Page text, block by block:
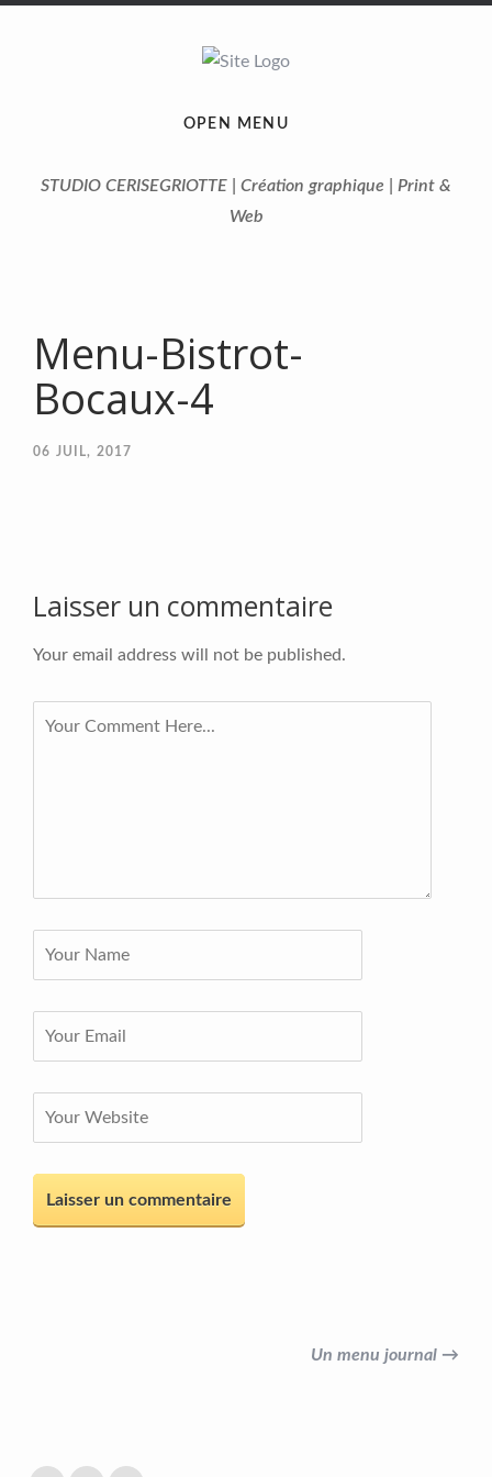
OPEN MENU
STUDIO CERISEGRIOTTE | Création graphique | Print &
Web
Menu-Bistrot-
Bocaux-4
06 JUIL, 2017
Laisser un commentaire
Your email address will not be published.
Un menu journal →